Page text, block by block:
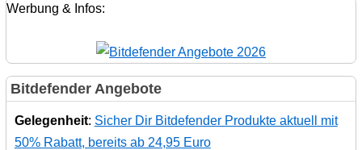
Werbung & Infos:
Bitdefender Angebote
Gelegenheit: Sicher Dir Bitdefender Produkte aktuell mit
50% Rabatt, bereits ab 24,95 Euro